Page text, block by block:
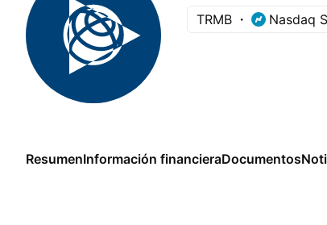
TRMB Nasdaq
ResumenInformación financieraDocumentos